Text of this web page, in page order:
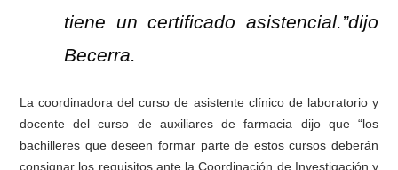
tiene un certificado asistencial.”dijo
Becerra.
La coordinadora del curso de asistente clínico de laboratorio y
docente del curso de auxiliares de farmacia dijo que “los
bachilleres que deseen formar parte de estos cursos deberán
consignar los requisitos ante la Coordinación de Investigación y